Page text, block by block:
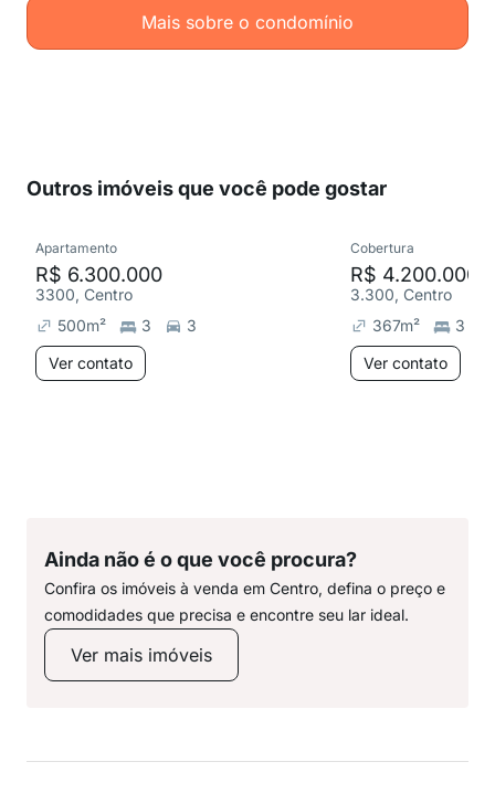
Mais sobre o condomínio
Outros imóveis que você pode gostar
Apartamento
R$ 6.300.000
3300, Centro
500m² 3
3
Ver contato
Cobertura
R$ 4.200.000
3.300, Centro
367m²
3
Ver contato
Ainda não é o que você procura?
Confira os imóveis à venda em Centro, defina o preço e
comodidades que precisa e encontre seu lar ideal.
Ver mais imóveis